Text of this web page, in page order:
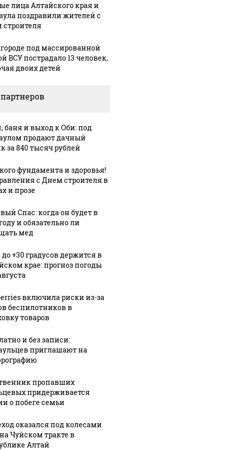
лица Алтайского края и
поздравили жителей с
под массированной
ВСУ пострадало 13 человек,
двоих детей
баня и выход к Оби: под
продают дачный
за 840 тысяч рублей
фундамента и здоровья!
с Днем строителя в
и прозе
Спас: когда он будет в
и обязательно ли
мед
+30 градусов держится в
крае: прогноз погоды
включила риски из-за
беспилотников в
товаров
и без записи:
приглашают на
пропавших
придерживается
о побеге семьи
оказался под колесами
Чуйском тракте в
Алтай